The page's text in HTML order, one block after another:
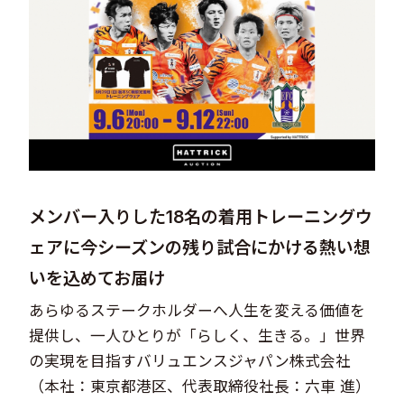
© Valuence Holdings Inc.
​メンバー入りした18名の着用トレーニングウ
ェアに今シーズンの残り試合にかける熱い想
いを込めてお届け​​​​​
あらゆるステークホルダーへ人生を変える価値を
提供し、一人ひとりが「らしく、生きる。」世界
の実現を目指すバリュエンスジャパン株式会社
（本社：東京都港区、代表取締役社長：六車 進）